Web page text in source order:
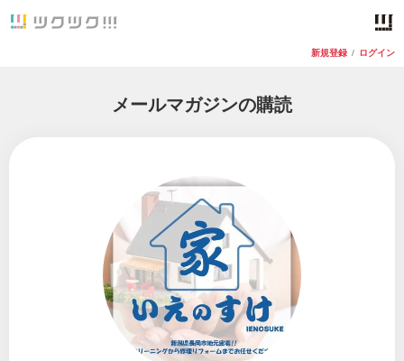
新規登録 / ログイン
メールマガジンの購読